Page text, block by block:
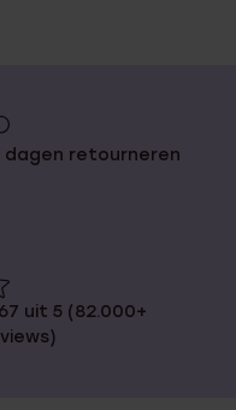
dagen retourneren
uit 5 (82.000+